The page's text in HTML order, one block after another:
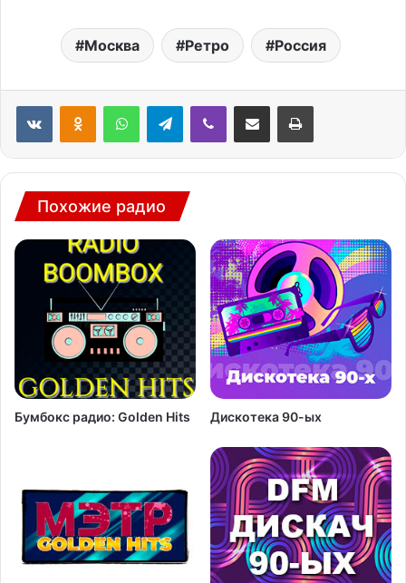
Москва Ретро Россия
WhatsAppTelegramViber Поделиться через электронную почту Печатать
Похожие радио
Бумбокс радио: Golden Hits Дискотека 90-ых